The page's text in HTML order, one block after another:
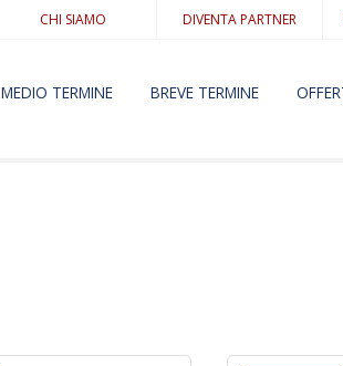
CHI SIAMO DIVENTA PARTNER
MEDIO TERMINE BREVE TERMINE